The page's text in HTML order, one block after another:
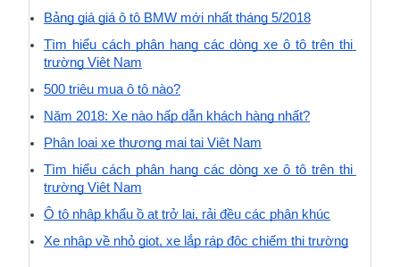
Bảng giá giá ô tô BMW mới nhất tháng 5/2018
Tìm hiểu cách phân hạng các dòng xe ô tô trên thị
trường Việt Nam
500 triệu mua ô tô nào?
Năm 2018: Xe nào hấp dẫn khách hàng nhất?
Phân loại xe thương mại tại Việt Nam
Tìm hiểu cách phân hạng các dòng xe ô tô trên thị
trường Việt Nam
Ô tô nhập khẩu ồ ạt trở lại, rải đều các phân khúc
Xe nhập về nhỏ giọt, xe lắp ráp độc chiếm thị trường